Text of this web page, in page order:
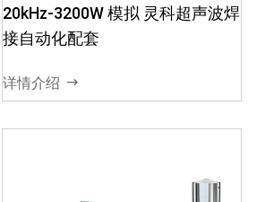
20kHz-3200W 模拟 灵科超声波焊
接自动化配套
详情介绍
可长时间工作02、电箱模块化
电路设计，减少超声电信号干
智能软件调频，保障电箱与换
能器谐振频率04、电...